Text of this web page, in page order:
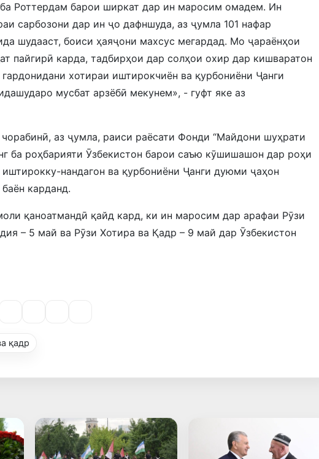
Роттердам барои ширкат дар ин маросим омадем. Ин
сарбозони дар ин ҷо дафншуда, аз ҷумла 101 нафар
шудааст, боиси ҳаяҷони махсус мегардад. Мо ҷараёнҳои
пайгирӣ карда, тадбирҳои дар солҳои охир дар кишваратон
хотираи иштирокчиён ва қурбониёни Ҷанги
мусбат арзёбӣ мекунем», - гуфт яке аз
аз ҷумла, раиси раёсати Фонди “Майдони шуҳрати
ба роҳбарияти Ӯзбекистон барои саъю кӯшишашон дар роҳи
нандагон ва қурбониёни Ҷанги дуюми ҷаҳон
карданд.
қаноатмандӣ қайд кард, ки ин маросим дар арафаи Рӯзи
– 5 май ва Рӯзи Хотира ва Қадр – 9 май дар Ӯзбекистон
қадр